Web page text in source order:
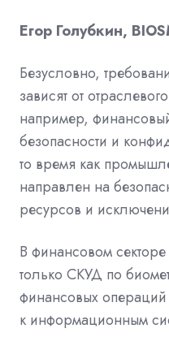
Егор Голубкин,
Безусловно,
зависят от
например,
безопасности и
то время как
направлен на
ресурсов и
В финансовом
только СКУД по
финансовых
к информационным